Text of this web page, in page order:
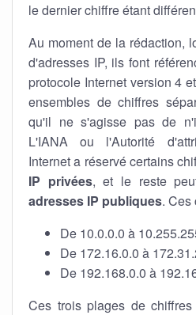
le dernier chiffre étant
Au moment de la rédaction,
d'adresses IP, ils font
protocole Internet version 4
ensembles de chiffres
qu'il ne s'agisse pas de
L'IANA ou l'Autorité
Internet a réservé certains
IP privées, et le reste
adresses IP publiques. Ces
De 10.0.0.0 à
De 172.16.0.0 à
De 192.168.0.0 à
Ces trois plages de